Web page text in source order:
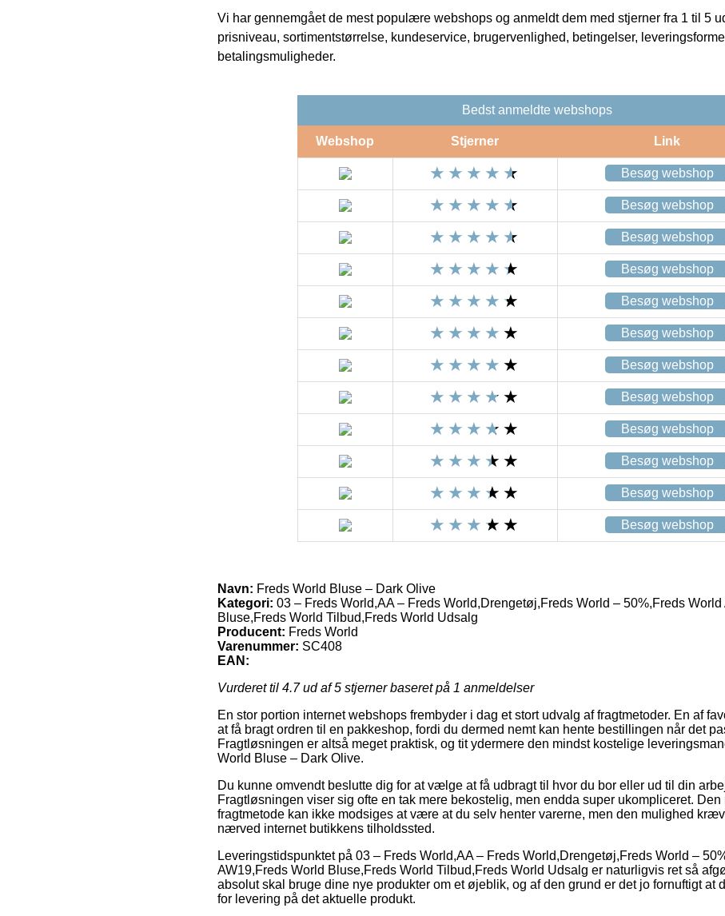
Vi har gennemgået de mest populære webshops og anmeldt dem med stjerner fra 1 til 5
prisniveau, sortimentstørrelse, kundeservice, brugervenlighed, betingelser,
betalingsmuligheder.
Bedst anmeldte webshops
Webshop Stjerner Link
Besøg webshop
Besøg webshop
Besøg webshop
Besøg webshop
Besøg webshop
Besøg webshop
Besøg webshop
Besøg webshop
Besøg webshop
Besøg webshop
Besøg webshop
Besøg webshop
Navn: Freds World Bluse – Dark Olive
Kategori: 03 – Freds World,AA – Freds World,Drengetøj,Freds World – 50%,Freds World
Bluse,Freds World Tilbud,Freds World Udsalg
Producent: Freds World
Varenummer: SC408
EAN:
Vurderet til 4.7ud af 5 stjerner baseret på 1 anmeldelser
En stor portion internet webshops frembyder i dag et stort udvalg af fragtmetoder. En af
at få bragt ordren til en pakkeshop, fordi du dermed nemt kan hente bestillingen når det
Fragtløsningen er altså meget praktisk, og tit ydermere den mindst kostelige
World Bluse – Dark Olive.
Du kunne omvendt beslutte dig for at vælge at få udbragt til hvor du bor eller ud til din
Fragtløsningen viser sig ofte en tak mere bekostelig, men endda super ukompliceret. Den
fragtmetode kan ikke modsiges at være at du selv henter varerne, men den mulighed
nærved internet butikkens tilholdssted.
Leveringstidspunktet på 03 – Freds World,AA – Freds World,Drengetøj,Freds World –
AW19,Freds World Bluse,Freds World Tilbud,Freds World Udsalg er naturligvis ret så
absolut skal bruge dine nye produkter om et øjeblik, og af den grund er det jo fornuftigt at
for levering på det aktuelle produkt.